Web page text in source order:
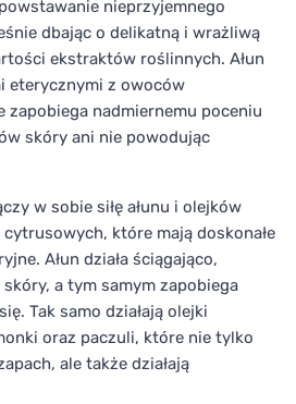
nieprzyjemnego
dbając o delikatną i wrażliwą
ekstraktów roślinnych. Ałun
eterycznymi z owoców
nadmiernemu poceniu
skóry ani nie powodując
w sobie siłę ałunu i olejków
które mają doskonałe
Ałun działa ściągająco,
a tym samym zapobiega
Tak samo działają olejki
oraz paczuli, które nie tylko
ale także działają